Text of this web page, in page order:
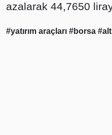
azalarak 44,7650
#yatırım araçları #borsa